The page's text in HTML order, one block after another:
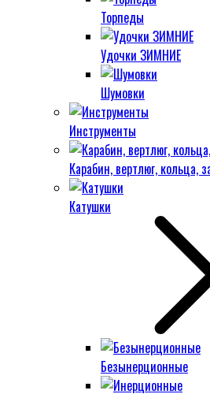
Торпеды
Удочки ЗИМНИЕ
Шумовки
Инструменты
Карабин, вертлюг, кольца,
Катушки
Безынерционные